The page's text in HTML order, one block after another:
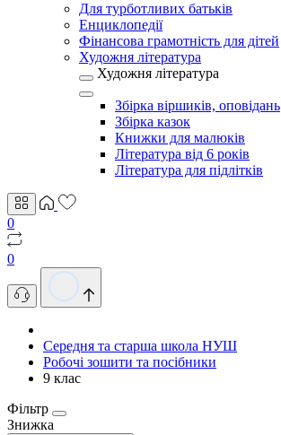
Для турботливих батьків
Енциклопедії
Фінансова грамотність для дітей
Художня література
Художня література
Збірка віршиків, оповідань
Збірка казок
Книжки для малюків
Література від 6 років
Література для підлітків
0
0
Середня та старша школа НУШ
Робочі зошити та посібники
9 клас
Фільтр
Знижка